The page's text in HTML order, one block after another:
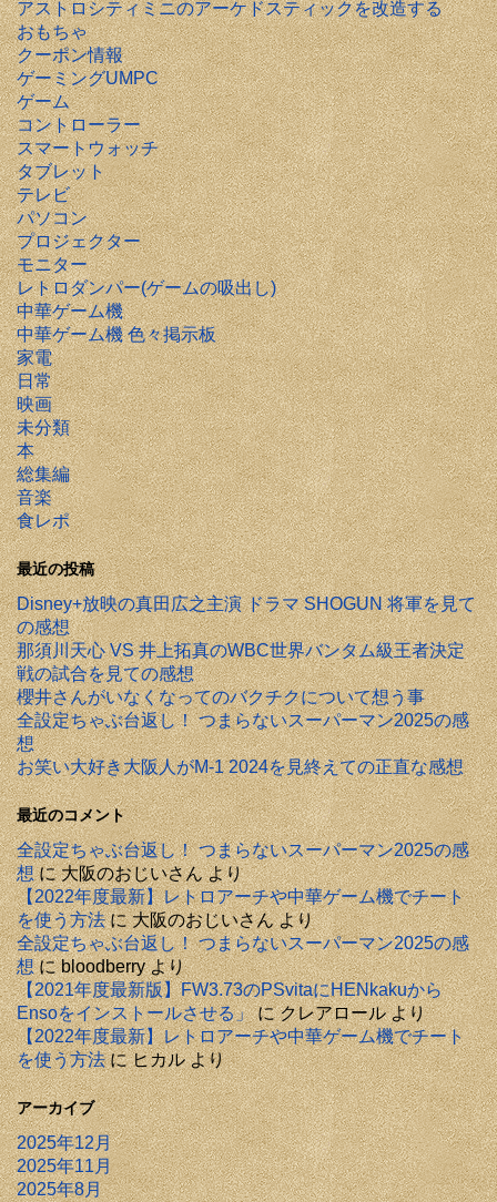
アストロシティミニのアーケドスティックを改造する
おもちゃ
クーポン情報
ゲーミングUMPC
ゲーム
コントローラー
スマートウォッチ
タブレット
テレビ
パソコン
プロジェクター
モニター
レトロダンパー(ゲームの吸出し)
中華ゲーム機
中華ゲーム機 色々掲示板
家電
日常
映画
未分類
本
総集編
音楽
食レポ
最近の投稿
Disney+放映の真田広之主演 ドラマ SHOGUN 将軍を見て
の感想
那須川天心 VS 井上拓真のWBC世界バンタム級王者決定
戦の試合を見ての感想
櫻井さんがいなくなってのバクチクについて想う事
全設定ちゃぶ台返し！ つまらないスーパーマン2025の感
想
お笑い大好き大阪人がM-1 2024を見終えての正直な感想
最近のコメント
全設定ちゃぶ台返し！ つまらないスーパーマン2025の感
想に大阪のおじいさんより
【2022年度最新】レトロアーチや中華ゲーム機でチート
を使う方法に大阪のおじいさんより
全設定ちゃぶ台返し！ つまらないスーパーマン2025の感
想にbloodberryより
【2021年度最新版】FW3.73のPSvitaにHENkakuから
Ensoをインストールさせる」にクレアロールより
【2022年度最新】レトロアーチや中華ゲーム機でチート
を使う方法にヒカルより
アーカイブ
2025年12月
2025年11月
2025年8月